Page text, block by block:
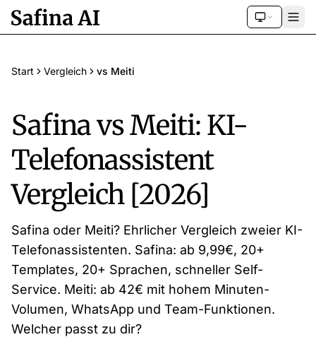
Start Vergleich vs Meiti
Safina vs Meiti: KI-
Telefonassistent
Vergleich [2026]
Safina oder Meiti? Ehrlicher Vergleich zweier KI-
Telefonassistenten. Safina: ab 9,99€, 20+
Templates, 20+ Sprachen, schneller Self-
Service. Meiti: ab 42€ mit hohem Minuten-
Volumen, WhatsApp und Team-Funktionen.
Welcher passt zu dir?